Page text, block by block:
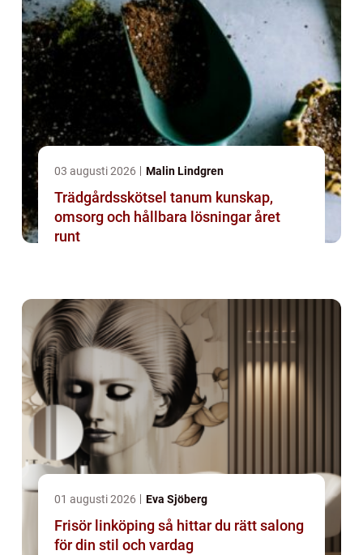
03 augusti 2026 Malin Lindgren
Trädgårdsskötsel tanum kunskap,
omsorg och hållbara lösningar året
runt
01 augusti 2026 Eva Sjöberg
Frisör linköping så hittar du rätt salong
för din stil och vardag